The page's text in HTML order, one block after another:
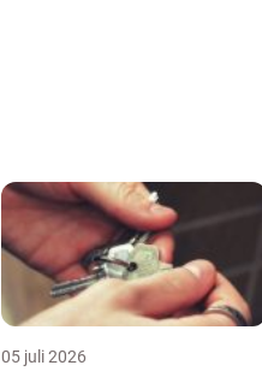
05 juli 2026